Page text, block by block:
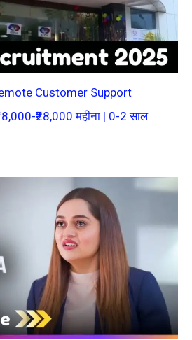
Customer Support
₹28,000 महीना | 0-2 साल